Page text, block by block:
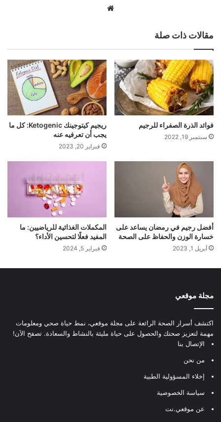
مقالات ذات صلة
فوائد الذرة الصفراء للرجيم
سبتمبر 19, 2022
ريجيم كيتوجينك Ketogenic: كل ما
يجب أن تعرفيه عنه
فبراير 20, 2023
أفضل رجيم في رمضان يساعد على
خسارة الوزن والحفاظ على الصحة
أبريل 1, 2023
المكملات الغذائية للرياضيين: ما
المفيد فعلًا لتحسين الأداء؟
فبراير 5, 2024
مجلة موقعي
اكتشف أسرار الصحة الرائعة على مجلة موقعي، نمط حياة صحي ومعلومات
مهمة لتعزيز صحتك والحصول على حياة مليئة بالنشاط والسعادة. تصفح الآن!
الإتصال بنا
من نحن
إخلاء المسؤولية الطبية
سياسة الخصوصية
عن موقعي.نت